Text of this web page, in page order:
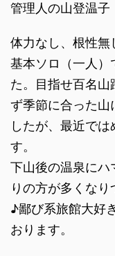
管理人の山登温子
体力なし、根性無
基本ソロ（一人）
た。目指せ百名山
ず季節に合った山
したが、最近で
す。
下山後の温泉にハ
りの方が多くな
♪鄙び系旅館大好
おります。